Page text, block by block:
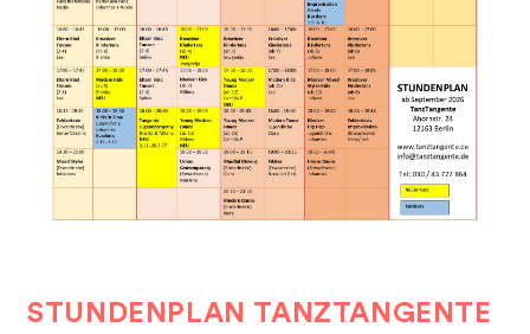
STUNDENPLAN TANZTANGENTE